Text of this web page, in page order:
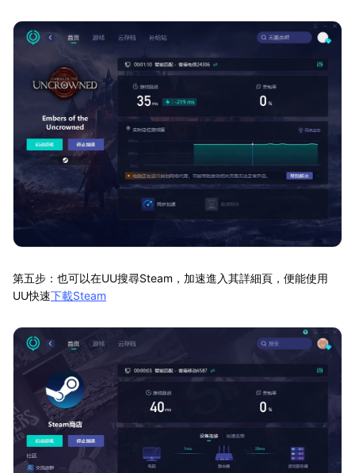
第五步：也可以在UU搜尋Steam，加速進入其詳細頁，便能使用
UU快速下載Steam